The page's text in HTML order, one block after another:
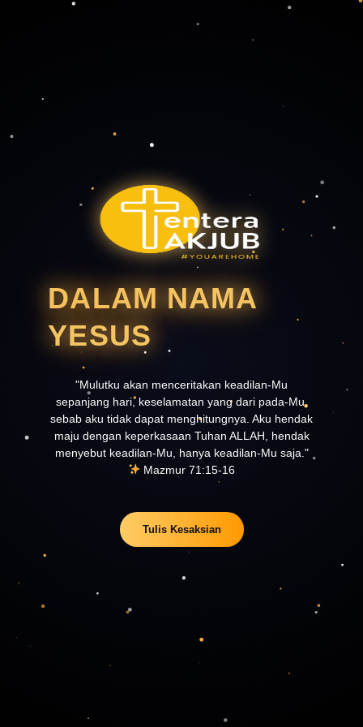
DALAM NAMA
YESUS
"Mulutku akan menceritakan keadilan-Mu
sepanjang hari, keselamatan yang dari pada-Mu,
sebab aku tidak dapat menghitungnya. Aku hendak
maju dengan keperkasaan Tuhan ALLAH, hendak
menyebut keadilan-Mu, hanya keadilan-Mu saja."
Mazmur 71:15-16
Tulis Kesaksian